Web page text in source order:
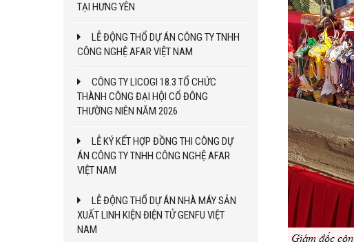
TẠI HƯNG YÊN
LỄ ĐỘNG THỔ DỰ ÁN CÔNG TY TNHH
CÔNG NGHỆ AFAR VIỆT NAM
CÔNG TY LICOGI 18.3 TỔ CHỨC
THÀNH CÔNG ĐẠI HỘI CỔ ĐÔNG
THƯỜNG NIÊN NĂM 2026
LỄ KÝ KẾT HỢP ĐỒNG THI CÔNG DỰ
ÁN CÔNG TY TNHH CÔNG NGHỆ AFAR
VIỆT NAM
LỄ ĐỘNG THỔ DỰ ÁN NHÀ MÁY SẢN
XUẤT LINH KIỆN ĐIỆN TỬ GENFU VIỆT
NAM